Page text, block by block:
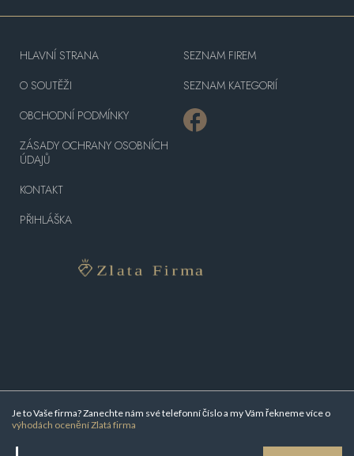
Je to Vaše firma? Zanechte nám své telefonní číslo a my Vám řekneme více o
výhodách ocenění Zlatá firma
HLAVNÍ STRANA
O SOUTĚŽI
OBCHODNÍ PODMÍNKY
ZÁSADY OCHRANY OSOBNÍCH
ÚDAJŮ
KONTAKT
PŘIHLÁŠKA
SEZNAM FIREM
SEZNAM KATEGORIÍ